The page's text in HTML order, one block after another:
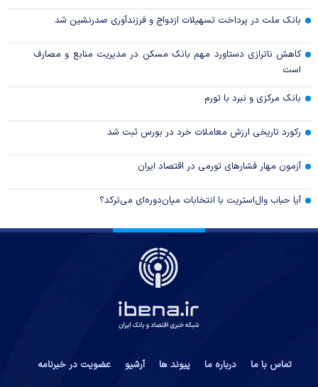
بانک ملت در پرداخت تسهیلات ازدواج و فرزندآوری صدرنشین شد
کاهش ناترازی دستاورد مهم بانک مسکن در مدیریت منابع و مصارف
است
بانک مرکزی و نبرد با تورم
رکورد تاریخی ارزش معاملات خرد در بورس ثبت شد
آزمون مهار فشار‌های تورمی در اقتصاد ایران
آیا حباب وال‌استریت با انتخابات میان‌دوره‌ای می‌ترکد؟
تماس با ما درباره ما پیوند ها آرشیو
عضویت در خبرنامه